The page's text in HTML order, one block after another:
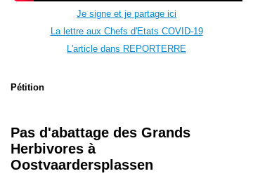
Je signe et je partage ici
La lettre aux Chefs d'Etats COVID-19
L'article dans REPORTERRE
Pétition
Pas d'abattage des Grands
Herbivores à
Oostvaardersplassen